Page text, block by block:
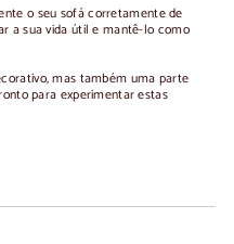
o seu sofácorretamente de
a sua vida útil e mantê-lo como
mas também uma parte
para experimentar estas